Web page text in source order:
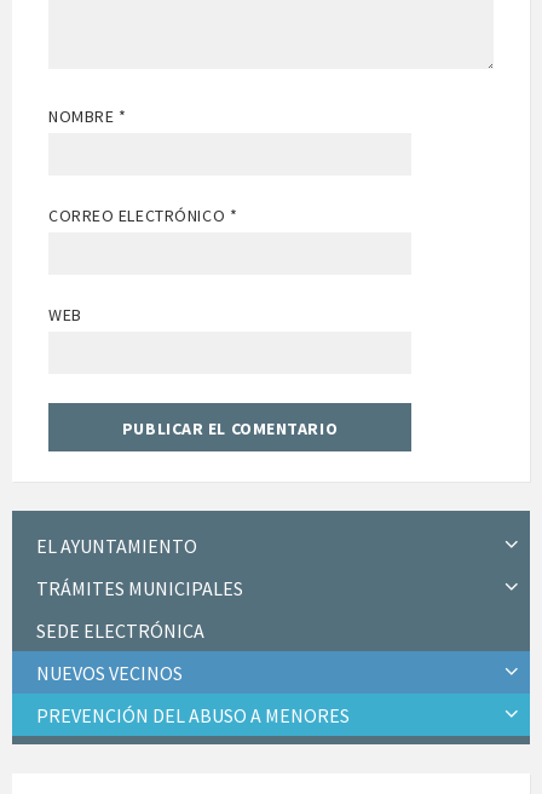
NOMBRE *
CORREO ELECTRÓNICO *
WEB
EL AYUNTAMIENTO
TRÁMITES MUNICIPALES
SEDE ELECTRÓNICA
NUEVOS VECINOS
PREVENCIÓN DEL ABUSO A MENORES